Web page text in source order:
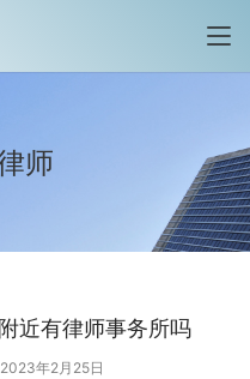
师
近有律师事务所吗
2023年2月25日